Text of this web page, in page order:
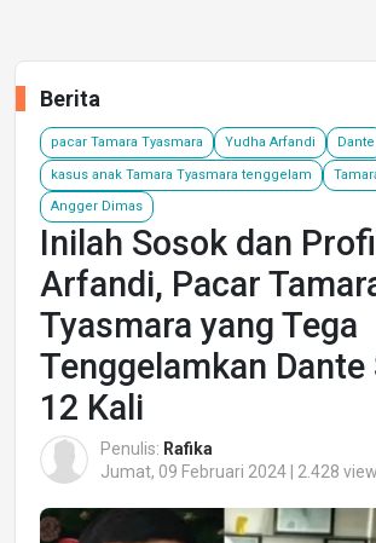
Berita
pacar Tamara Tyasmara Yudha Arfandi Dante
kasus anak Tamara Tyasmara tenggelam
Angger Dimas
Inilah Sosok dan
Arfandi, Pacar
Tyasmara yang Tega
Tenggelamkan Dante
12 Kali
Penulis: Rafika
Jumat, 09 Februari 2024 | 2.428